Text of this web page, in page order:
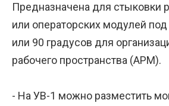
Предназначена для стыковки
или операторских модулей под
или 90 градусов для
рабочего пространства (АРМ).
- На УВ-1 можно разместить